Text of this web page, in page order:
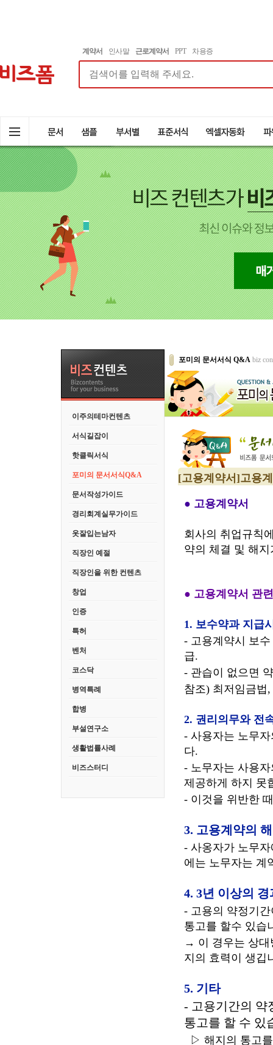
계약서 인사말 근로계약서 PPT 차용증
이주의테마컨텐츠
서식길잡이
핫클릭서식
포미의 문서서식Q&A
문서작성가이드
경리회계실무가이드
옷잘입는남자
직장인 예절
직장인을 위한 컨텐츠
창업
인증
특허
벤처
코스닥
병역특례
합병
부설연구소
생활법률사례
비즈스터디
포미의 문서서식 Q&A biz
[고용계약서]고용
● 고용계약서
회사의 취업규칙
약의 체결 및 해
● 고용계약서 관
1. 보수약과 지급
- 고용계약시 보
급.
- 관습이 없으면
참조) 최저임금법
2. 권리의무와 전
- 사용자는 노무
다.
- 노무자는 사용
제공하게 하지 못
- 이것을 위반한
3. 고용계약의
- 사옹자가 노무
에는 노무자는 계
4. 3년 이상의
- 고용의 약정기
통고를 할수 있습
→ 이 경우는 상대
지의 효력이 생깁
5. 기타
- 고용기간의 약
통고를 할 수 있
▷ 해지의 통고